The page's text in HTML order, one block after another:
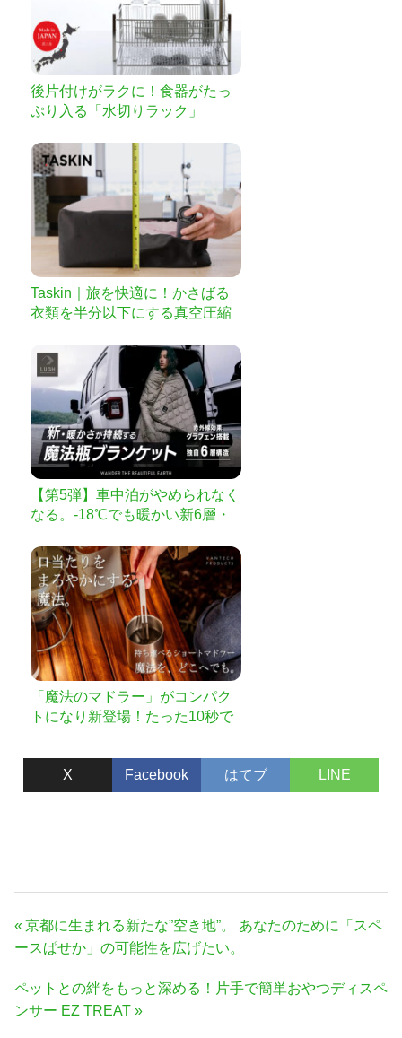
後片付けがラクに！食器がたっ
ぷり入る「水切りラック」
Taskin｜旅を快適に！かさばる
衣類を半分以下にする真空圧縮
【第5弾】車中泊がやめられなく
なる。-18℃でも暖かい新6層・
「魔法のマドラー」がコンパク
トになり新登場！たった10秒で
X Facebook はてブ LINE
投
稿
ビ
ゲ
前
の
事:
京都に生まれる新たな”空き地”。 あなたのために「スペ
ースぱせか」の可能性を広げたい。
次
の
ペットとの絆をもっと深める！片手で簡単おやつディスペ
ンサー EZ TREAT